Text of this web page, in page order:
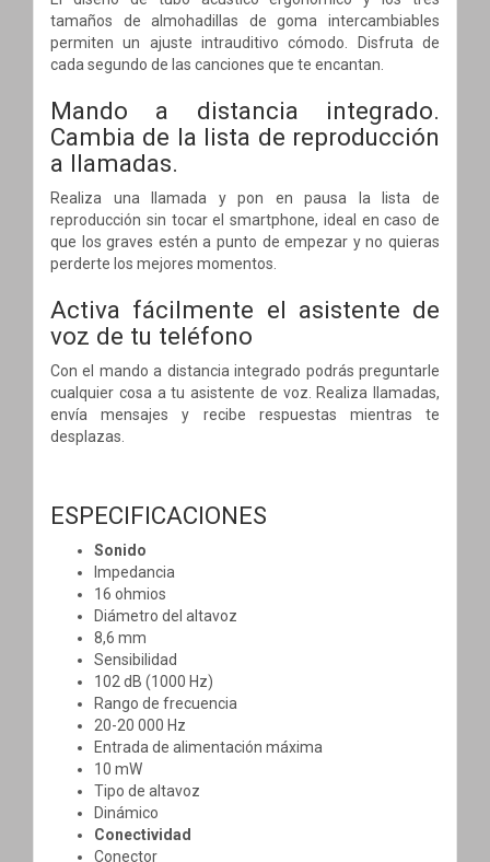
tamaños de almohadillas de goma intercambiables
permiten un ajuste intrauditivo cómodo. Disfruta de
cada segundo de las canciones que te encantan.
Mando a distancia integrado.
Cambia de la lista de reproducción
a llamadas.
Realiza una llamada y pon en pausa la lista de
reproducción sin tocar el smartphone, ideal en caso de
que los graves estén a punto de empezar y no quieras
perderte los mejores momentos.
Activa fácilmente el asistente de
voz de tu teléfono
Con el mando a distancia integrado podrás preguntarle
cualquier cosa a tu asistente de voz. Realiza llamadas,
envía mensajes y recibe respuestas mientras te
desplazas.
ESPECIFICACIONES
Sonido
Impedancia
16 ohmios
Diámetro del altavoz
8,6 mm
Sensibilidad
102 dB (1000 Hz)
Rango de frecuencia
20-20 000 Hz
Entrada de alimentación máxima
10 mW
Tipo de altavoz
Dinámico
Conectividad
Conector